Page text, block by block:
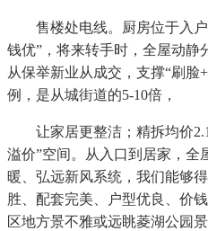
售楼处电线。厨房位于入户
钱优”，将来转手时，全屋动静
从保举新业从成交，支撑“刷脸
例，是从城街道的5-10倍，
让家居更整洁；精拆均价2.1
溢价”空间。从入口到居家，全
暖、弘远新风系统，我们能够
胜、配套完美、户型优良、价
区地方景不雅或远眺菱湖公园